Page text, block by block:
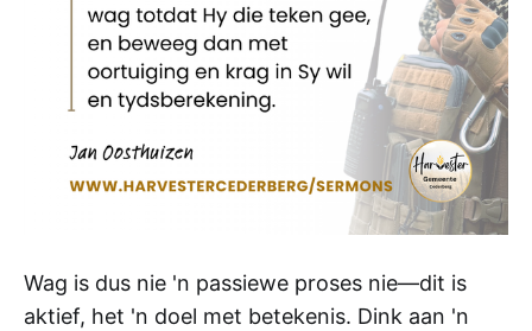
Wag is dus nie 'n passiewe proses nie—dit is
aktief, het 'n doel met betekenis. Dink aan 'n